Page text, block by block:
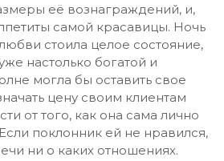
её вознаграждений, и,
самой красавицы. Ночь
стоила целое состояние,
настолько богатой и
могла бы оставить свое
цену своим клиентам
от того, как она сама лично
поклонник ей не нравился,
ни о каких отношениях.